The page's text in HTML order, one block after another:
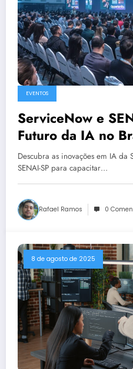
EVENTOS
ServiceNow e
Futuro da IA no
Descubra as inovações em IA
SENAI-SP para capacitar…
Rafael Ramos 0
8 de agosto de 2025